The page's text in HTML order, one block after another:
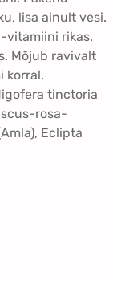
lisa ainult vesi.
vitamiini rikas.
Mõjub ravivalt
korral.
tinctoria
rosa-
Eclipta